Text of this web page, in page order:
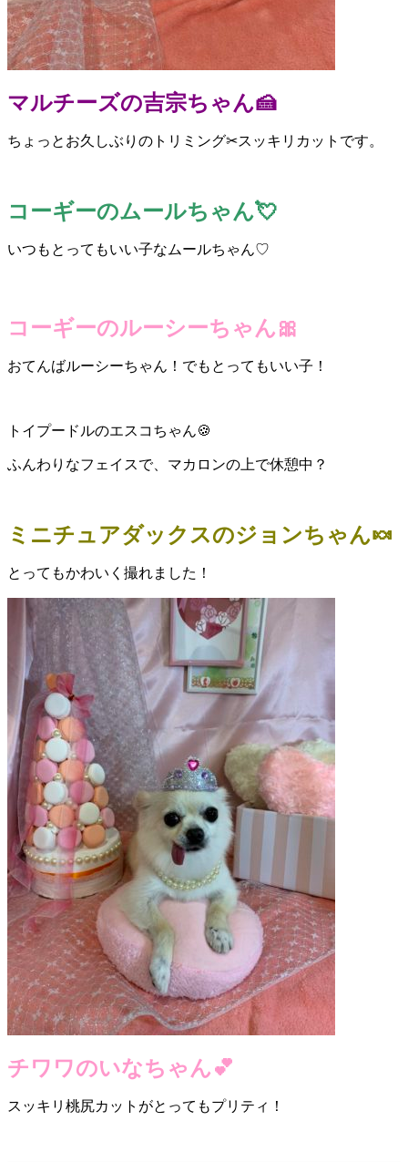
マルチーズの吉宗ちゃん🍰
ちょっとお久しぶりのトリミング✂スッキリカットです。
コーギーのムールちゃん💘
いつもとってもいい子なムールちゃん♡
コーギーのルーシーちゃん🎀
おてんばルーシーちゃん！でもとってもいい子！
トイプードルのエスコちゃん🍪
ふんわりなフェイスで、マカロンの上で休憩中？
ミニチュアダックスのジョンちゃん🍬
とってもかわいく撮れました！
チワワのいなちゃん💕
スッキリ桃尻カットがとってもプリティ！